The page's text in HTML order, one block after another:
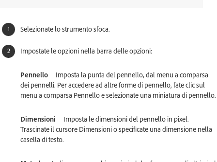
Selezionate lo strumento sfoca.
Impostate le opzioni nella barra delle opzioni:
Pennello
Imposta la punta del pennello, dal menu a comparsa
dei pennelli. Per accedere ad altre forme di pennello, fate clic sul
menu a comparsa Pennello e selezionate una miniatura di pennello.
Dimensioni
Imposta le dimensioni del pennello in pixel.
Trascinate il cursore Dimensioni o specificate una dimensione nella
casella di testo.